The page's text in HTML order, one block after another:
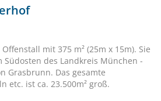
Offenstall mit 375 m² (25m x 15m). Sie
des Landkreis München -
Grasbrunn. Das gesamte
etc. ist ca. 23.500m² groß.